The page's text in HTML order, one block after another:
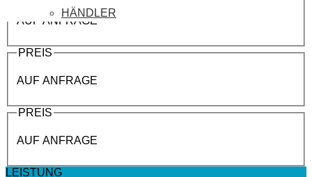
HÄNDLER
AUF ANFRAGE
PREIS
AUF ANFRAGE
PREIS
AUF ANFRAGE
LEISTUNG